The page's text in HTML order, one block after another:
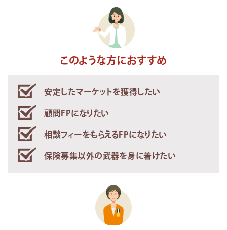
このような方におすすめ
安定したマーケットを獲得したい
顧問FPになりたい
相談フィーをもらえるFPになりたい
保険募集以外の武器を身に着けたい